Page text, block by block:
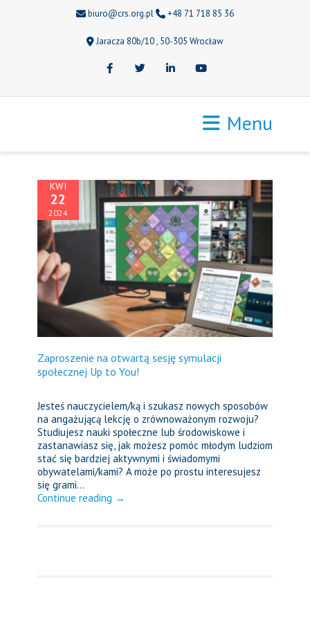
biuro@crs.org.pl +48 71 718 85 36
Jaracza 80b/10 , 50-305 Wrocław
FacebookTwitter LinkedInYoutube
Menu
KWI
22
2024
Zaproszenie na otwartą sesję symulacji
społecznej Up to You!
Jesteś nauczycielem/ką i szukasz nowych sposobów
na angażującą lekcję o zrównoważonym rozwoju?
Studiujesz nauki społeczne lub środowiskowe i
zastanawiasz się, jak możesz pomóc młodym ludziom
stać się bardziej aktywnymi i świadomymi
obywatelami/kami? A może po prostu interesujesz
się grami...
Continue reading →